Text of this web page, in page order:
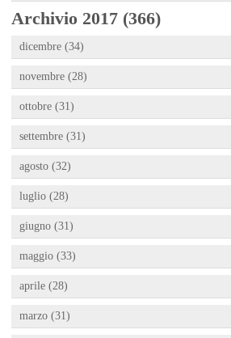
Archivio 2017 (366)
dicembre (34)
novembre (28)
ottobre (31)
settembre (31)
agosto (32)
luglio (28)
giugno (31)
maggio (33)
aprile (28)
marzo (31)